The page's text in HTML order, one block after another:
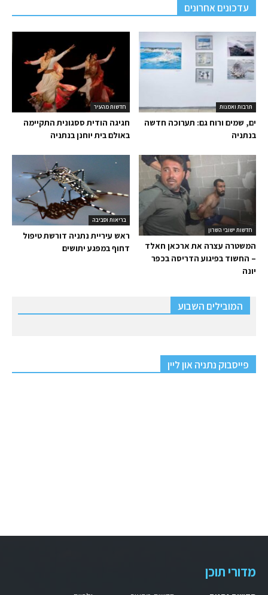
עדכונים אחרונים
חדשות מהעיר
חגיגה הודית ססגונית התקיימה
באולם בית יוחנן בנתניה
תרבות ואמנות
ים, שמים ורוח גם: תערוכה חדשה
בנתניה
בריאות וסביבה
ראש עיריית נתניה דורשת טיפול
דחוף במפגע יתושים
חדשות ישובי השרון
המשטרה עצרה את ארכאן חאלד
– החשוד בפיגוע הדריסה בכפר
יונה
המובילים השבוע
פייסבוק נתניה און ליין
מדורי תוכן